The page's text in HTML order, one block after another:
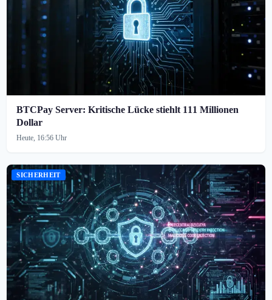
BTCPay Server: Kritische Lücke stiehlt 111 Millionen
Dollar
Heute, 16:56 Uhr
SICHERHEIT